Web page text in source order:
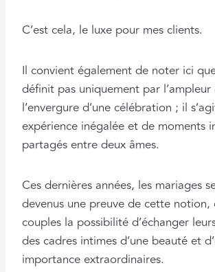
C’est cela, le luxe pour mes clients.
Il convient également de noter ici
définit pas uniquement par l’ampleur
l’envergure d’une célébration ; il
expérience inégalée et de moments
partagés entre deux âmes.
Ces dernières années, les mariages
devenus une preuve de cette
couples la possibilité d’échanger
des cadres intimes d’une beauté et
importance extraordinaires.